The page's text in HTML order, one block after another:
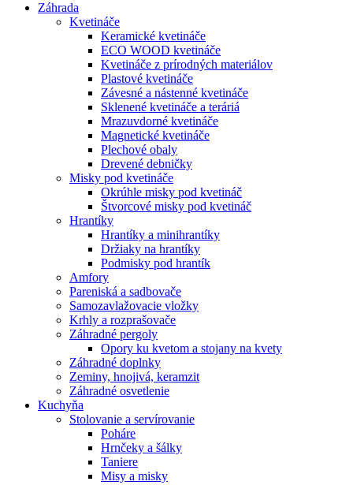
Záhrada
Kvetináče
Keramické kvetináče
ECO WOOD kvetináče
Kvetináče z prírodných materiálov
Plastové kvetináče
Závesné a nástenné kvetináče
Sklenené kvetináče a teráriá
Mrazuvdorné kvetináče
Magnetické kvetináče
Plechové obaly
Drevené debničky
Misky pod kvetináče
Okrúhle misky pod kvetináč
Štvorcové misky pod kvetináč
Hrantíky
Hrantíky a minihrantíky
Držiaky na hrantíky
Podmisky pod hrantík
Amfory
Pareniská a sadbovače
Samozavlažovacie vložky
Krhly a rozprašovače
Záhradné pergoly
Opory ku kvetom a stojany na kvety
Záhradné doplnky
Zeminy, hnojivá, keramzit
Záhradné osvetlenie
Kuchyňa
Stolovanie a servírovanie
Poháre
Hrnčeky a šálky
Taniere
Misy a misky